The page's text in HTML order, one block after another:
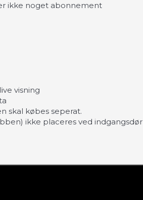
ikke noget abonnement
visning
skal købes seperat.
ikke placeres ved indgangsdør